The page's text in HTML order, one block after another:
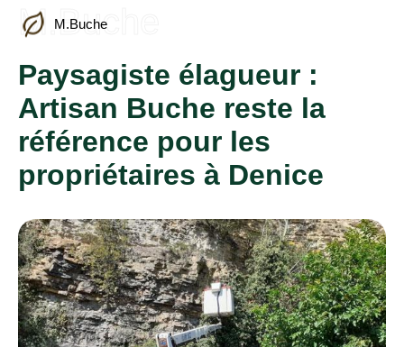
M.Buche
M.Buche
Paysagiste élagueur :
Artisan Buche reste la
référence pour les
propriétaires à Denice